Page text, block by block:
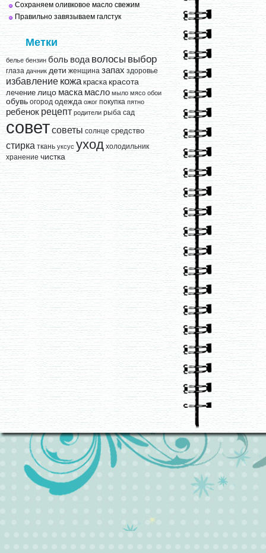
Сохраняем оливковое масло свежим
Правильно завязываем галстук
Метки
белье бензин боль вода волосы выбор
глаза дачник дети женщина запах здоровье
избавление кожа краска красота
лечение лицо маска масло мыло мясо обои
обувь огород одежда ожог покупка пятно
ребенок рецепт родители рыба сад
советсоветы солнце средство
стирка ткань уксус уход холодильник
хранение чистка